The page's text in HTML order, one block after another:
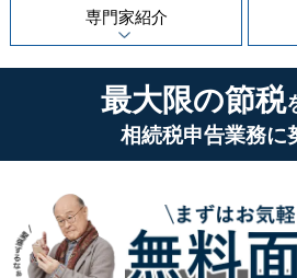
専門家紹介
最大限の節税
相続税申告業務に